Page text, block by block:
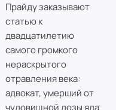
Прайду заказывают
статью к
двадцатилетию
самого громкого
нераскрытого
отравления века:
адвокат, умерший от
чудовищной дозы яда